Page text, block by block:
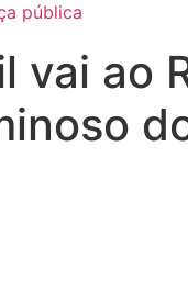
pública
vai